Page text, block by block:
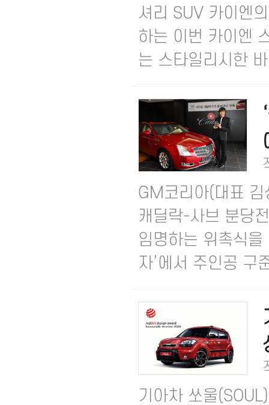
셔리 SUV 카이엔
하는 이번 카이엔
는 스타일리시한
GM코리아(대표
캐딜락-사브 분당
임명하는 위촉식
자’에서 주인공 구
기아차 쏘울